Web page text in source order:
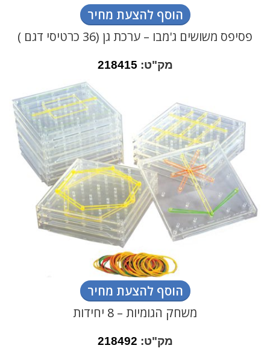
הוסף להצעת מחיר
פסיפס משושים ג'מבו – ערכת גן (36 כרטיסי דגם )
מק"ט: 218415
הוסף להצעת מחיר
משחק הגומיות – 8 יחידות
מק"ט: 218492